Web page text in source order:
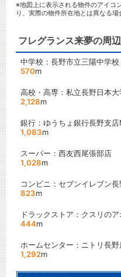
※地図上に表示される物件のアイコ
り、実際の物件所在地とは異なる場
フレグランス来夢の周
中学校：長野市立三陽中学校
570m
高校・高専：私立長野日本大
2,128m
銀行：ゆうちょ銀行長野支
1,083m
スーパー：西友西尾張部店
1,028m
コンビニ：セブンイレブン
823m
ドラックストア：クスリの
444m
ホームセンター：ニトリ長野
1,292m